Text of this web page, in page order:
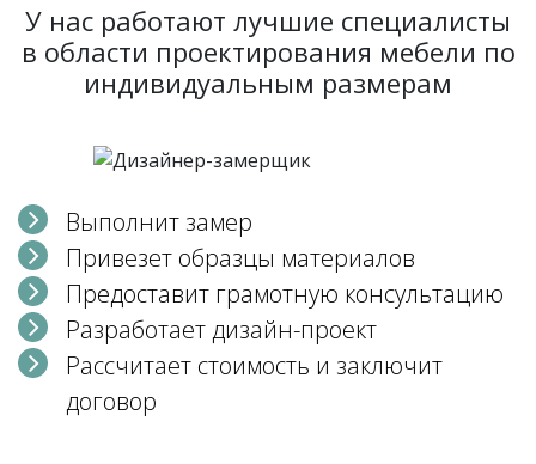
У нас работают лучшие специалисты
в области проектирования мебели по
индивидуальным размерам
Выполнит замер
Привезет образцы материалов
Предоставит грамотную консультацию
Разработает дизайн-проект
Рассчитает стоимость и заключит
договор